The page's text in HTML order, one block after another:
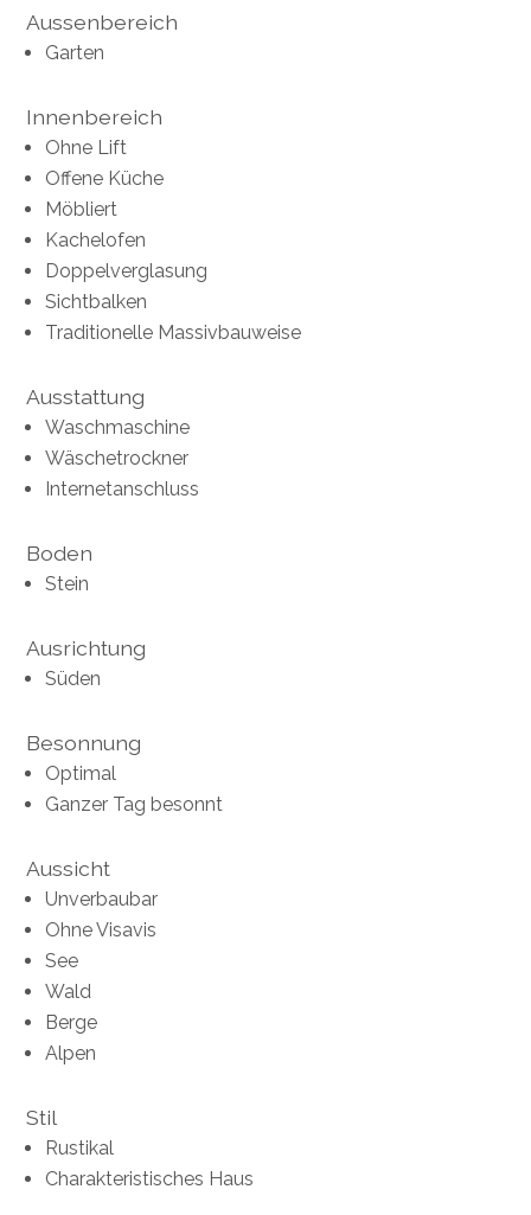
Aussenbereich
Garten
Innenbereich
Ohne Lift
Offene Küche
Möbliert
Kachelofen
Doppelverglasung
Sichtbalken
Traditionelle Massivbauweise
Ausstattung
Waschmaschine
Wäschetrockner
Internetanschluss
Boden
Stein
Ausrichtung
Süden
Besonnung
Optimal
Ganzer Tag besonnt
Aussicht
Unverbaubar
Ohne Visavis
See
Wald
Berge
Alpen
Stil
Rustikal
Charakteristisches Haus